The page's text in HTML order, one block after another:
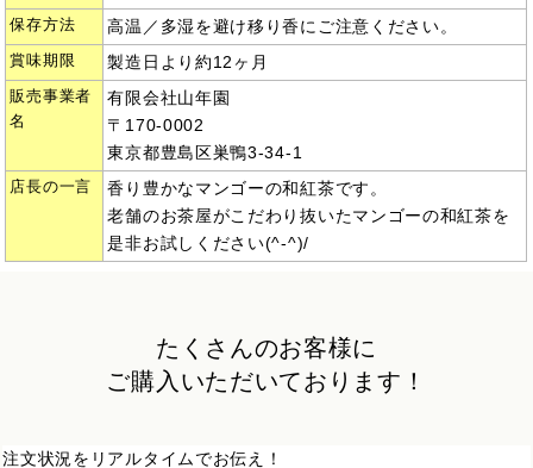
保存方法 高温／多湿を避け移り香にご注意ください。
賞味期限 製造日より約12ヶ月
販売事業者
名
有限会社山年園
〒170-0002
東京都豊島区巣鴨3-34-1
店長の一言
香り豊かなマンゴーの和紅茶です。
老舗のお茶屋がこだわり抜いたマンゴーの和紅茶を
是非お試しください(^-^)/
たくさんのお客様に
ご購入いただいております！
注文状況をリアルタイムでお伝え！